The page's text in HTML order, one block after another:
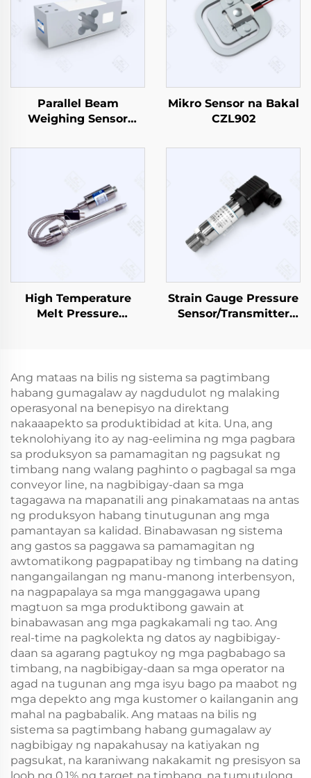
Parallel Beam
Weighing Sensor
Mikro Sensor na Bakal
CZL902
High Temperature
Melt Pressure
Strain Gauge Pressure
Sensor/Transmitter
Ang mataas na bilis ng sistema sa pagtimbang
habang gumagalaw ay nagdudulot ng malaking
operasyonal na benepisyo na direktang
nakaaapekto sa produktibidad at kita. Una, ang
teknolohiyang ito ay nag-eelimina ng mga pagbara
sa produksyon sa pamamagitan ng pagsukat ng
timbang nang walang paghinto o pagbagal sa mga
conveyor line, na nagbibigay-daan sa mga
tagagawa na mapanatili ang pinakamataas na antas
ng produksyon habang tinutugunan ang mga
pamantayan sa kalidad. Binabawasan ng sistema
ang gastos sa paggawa sa pamamagitan ng
awtomatikong pagpapatibay ng timbang na dating
nangangailangan ng manu-manong interbensyon,
na nagpapalaya sa mga manggagawa upang
magtuon sa mga produktibong gawain at
binabawasan ang mga pagkakamali ng tao. Ang
real-time na pagkolekta ng datos ay nagbibigay-
daan sa agarang pagtukoy ng mga pagbabago sa
timbang, na nagbibigay-daan sa mga operator na
agad na tugunan ang mga isyu bago pa maabot ng
mga depekto ang mga kustomer o kailanganin ang
mahal na pagbabalik. Ang mataas na bilis ng
sistema sa pagtimbang habang gumagalaw ay
nagbibigay ng napakahusay na katiyakan ng
pagsukat, na karaniwang nakakamit ng presisyon sa